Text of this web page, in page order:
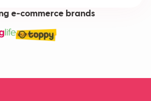
e-commerce brands